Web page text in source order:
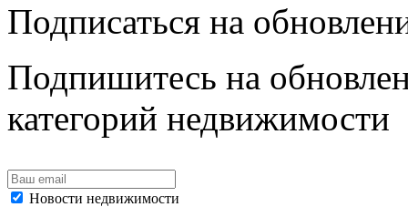
Подписаться на
Подпишитесь на
категорий недвижимости
Новости недвижимости